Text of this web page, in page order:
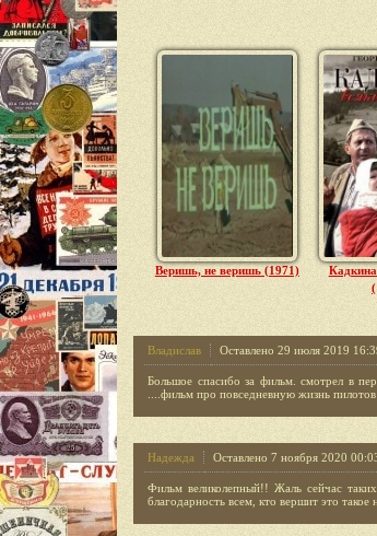
Веришь, не веришь (1971)
Кадкина
Владислав Оставлено 29 июля 2019
Большое спасибо за фильм. смотрел в
....фильм про повседневную жизнь
Надежда Оставлено 7 ноября 2020
Фильм великолепный!! Жаль сейчас
благодарность всем, кто вершит это